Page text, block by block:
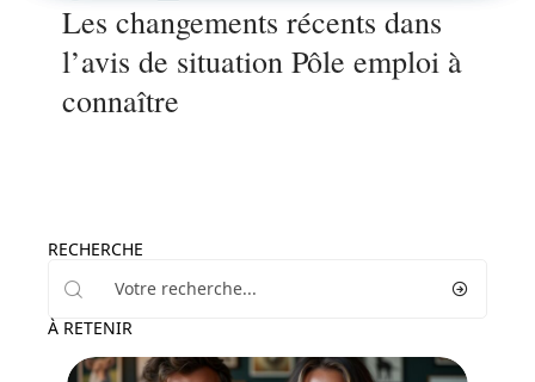
Les changements récents dans
l’avis de situation Pôle emploi à
connaître
RECHERCHE
À RETENIR